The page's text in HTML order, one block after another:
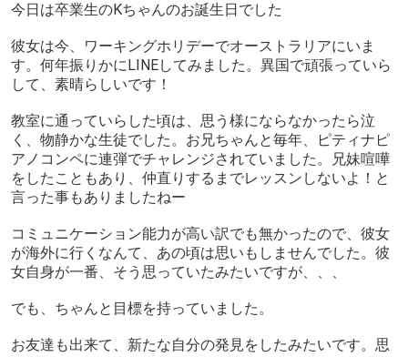
今日は卒業生のKちゃんのお誕生日でした
彼女は今、ワーキングホリデーでオーストラリアにいま
す。何年振りかにLINEしてみました。異国で頑張っていら
して、素晴らしいです！
教室に通っていらした頃は、思う様にならなかったら泣
く、物静かな生徒でした。お兄ちゃんと毎年、ピティナピ
アノコンペに連弾でチャレンジされていました。兄妹喧嘩
をしたこともあり、仲直りするまでレッスンしないよ！と
言った事もありましたねー
コミュニケーション能力が高い訳でも無かったので、彼女
が海外に行くなんて、あの頃は思いもしませんでした。彼
女自身が一番、そう思っていたみたいですが、、、
でも、ちゃんと目標を持っていました。
お友達も出来て、新たな自分の発見をしたみたいです。思